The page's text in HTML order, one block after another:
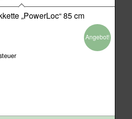
„PowerLoc“ 85 cm
Angebot!